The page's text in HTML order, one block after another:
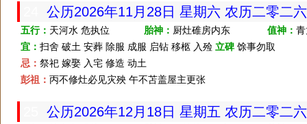
公历2026年11月28日 星期六 农历二零二
五行： 天河水 危执位 胎神： 厨灶碓房内东 值神：
宜： 扫舍 破土 安葬 除服 成服 启钻 移柩 入殓 立碑 馀事勿取
忌： 祭祀 嫁娶 入宅 修造 动土
彭祖： 丙不修灶必见灾殃 午不苫盖屋主更张
公历2026年12月18日 星期五 农历二零二